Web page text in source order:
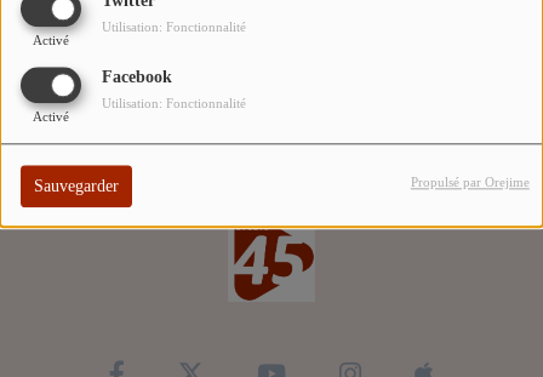
Activé
Utilisation: Fonctionnalité
Facebook
Activé
Utilisation: Fonctionnalité
Sauvegarder Propulsé par Orejime
ARTISTES
TOP 10
Participez
ADHÉREZ À STUDIO 45 !